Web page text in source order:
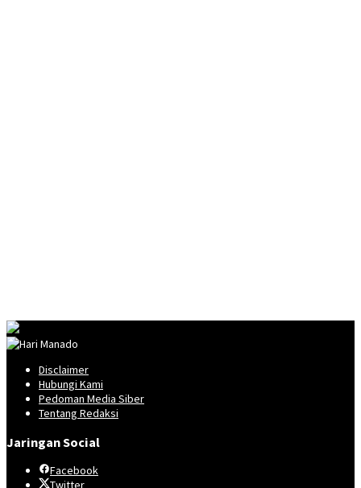
Disclaimer
Hubungi Kami
Pedoman Media Siber
Tentang Redaksi
Jaringan Social
Facebook
Twitter